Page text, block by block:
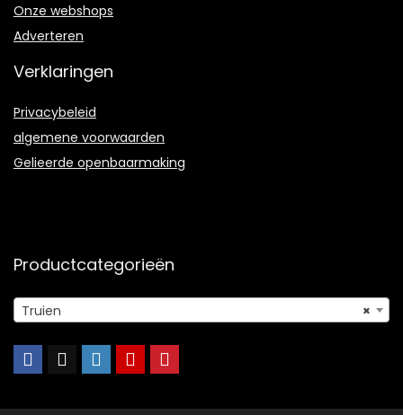
Onze webshops
Adverteren
Verklaringen
Privacybeleid
algemene voorwaarden
Gelieerde openbaarmaking
Productcategorieën
×
Truien